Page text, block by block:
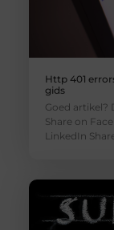
Http 401
gids
Goed artikel?
Share on
LinkedIn